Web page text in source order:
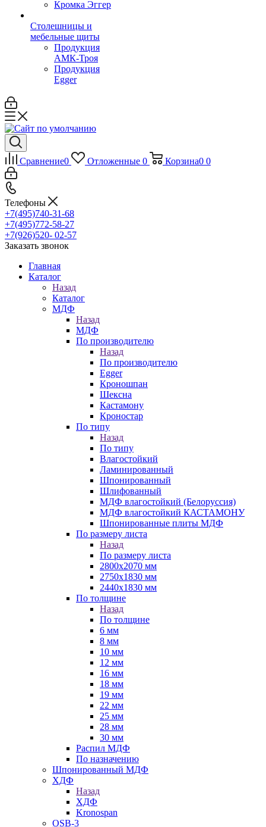
Кромка Эггер
Столешницы и
мебельные щиты
Продукция
АМК-Троя
Продукция
Egger
Сравнение0 Отложенные 0 Корзина0 0
Телефоны
+7(495)740-31-68
+7(495)772-58-27
+7(926)520- 02-57
Заказать звонок
Главная
Каталог
Назад
Каталог
МДФ
Назад
МДФ
По производителю
Назад
По производителю
Egger
Кроношпан
Шексна
Кастамону
Кроностар
По типу
Назад
По типу
Влагостойкий
Ламинированный
Шпонированный
Шлифованный
МДФ влагостойкий (Белоруссия)
МДФ влагостойкий КАСТАМОНУ
Шпонированные плиты МДФ
По размеру листа
Назад
По размеру листа
2800х2070 мм
2750х1830 мм
2440х1830 мм
По толщине
Назад
По толщине
6 мм
8 мм
10 мм
12 мм
16 мм
18 мм
19 мм
22 мм
25 мм
28 мм
30 мм
Распил МДФ
По назначению
Шпонированный МДФ
ХДФ
Назад
ХДФ
Kronospan
OSB-3